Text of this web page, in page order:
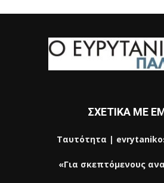
ΣΧΕΤΙΚΑ ΜΕ
Ταυτότητα |
«Για σκεπτόμενους